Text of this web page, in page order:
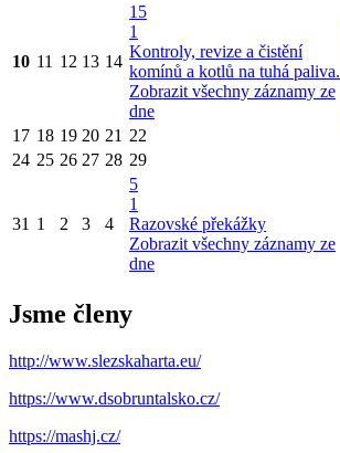
10 11 12 13 14
15
1
Kontroly, revize a čistění
komínů a kotlů na tuhá paliva.
Zobrazit všechny záznamy ze
dne
17 18 19 20 21 22
24 25 26 27 28 29
31 1 2 3 4
5
1
Razovské překážky
Zobrazit všechny záznamy ze
dne
Jsme členy
http://www.slezskaharta.eu/
https://www.dsobruntalsko.cz/
https://mashj.cz/